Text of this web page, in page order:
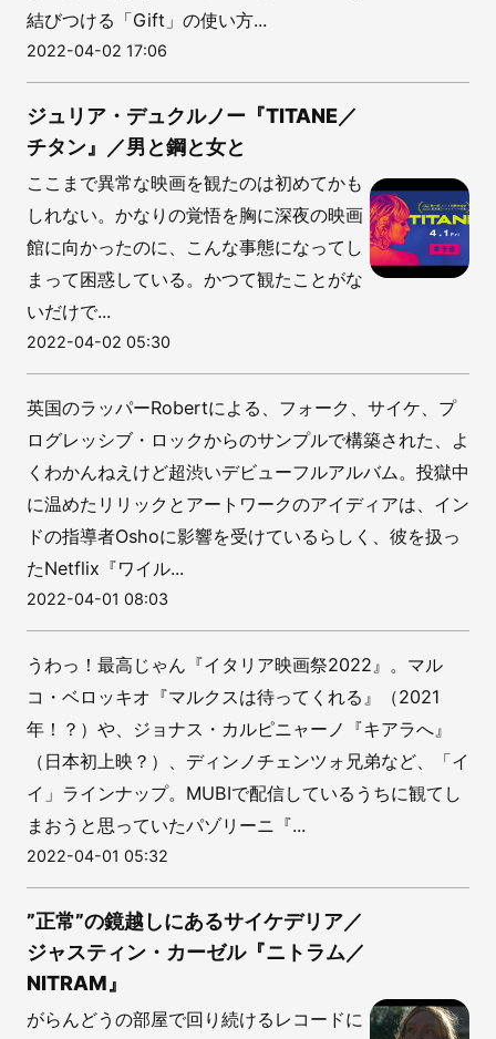
結びつける「Gift」の使い方...
2022-04-02 17:06
ジュリア・デュクルノー『TITANE／
チタン』／男と鋼と女と
ここまで異常な映画を観たのは初めてかも
しれない。かなりの覚悟を胸に深夜の映画
館に向かったのに、こんな事態になってし
まって困惑している。かつて観たことがな
いだけで...
2022-04-02 05:30
英国のラッパーRobertによる、フォーク、サイケ、プ
ログレッシブ・ロックからのサンプルで構築された、よ
くわかんねえけど超渋いデビューフルアルバム。投獄中
に温めたリリックとアートワークのアイディアは、イン
ドの指導者Oshoに影響を受けているらしく、彼を扱っ
たNetflix『ワイル...
2022-04-01 08:03
うわっ！最高じゃん『イタリア映画祭2022』。マル
コ・ベロッキオ『マルクスは待ってくれる』（2021
年！？）や、ジョナス・カルピニャーノ『キアラへ』
（日本初上映？）、ディンノチェンツォ兄弟など、「イ
イ」ラインナップ。MUBIで配信しているうちに観てし
まおうと思っていたパゾリーニ『...
2022-04-01 05:32
”正常”の鏡越しにあるサイケデリア／
ジャスティン・カーゼル『ニトラム／
NITRAM』
がらんどうの部屋で回り続けるレコードに